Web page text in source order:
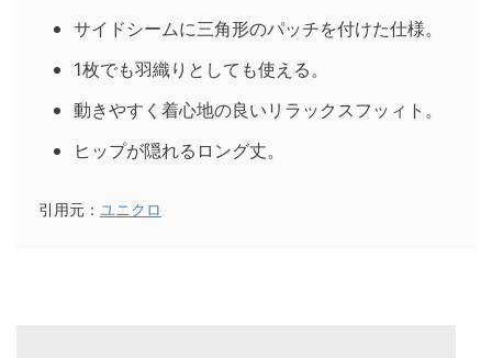
サイドシームに三角形のパッチを付けた仕様。
1枚でも羽織りとしても使える。
動きやすく着心地の良いリラックスフッィト。
ヒップが隠れるロング丈。
引用元： ユニクロ